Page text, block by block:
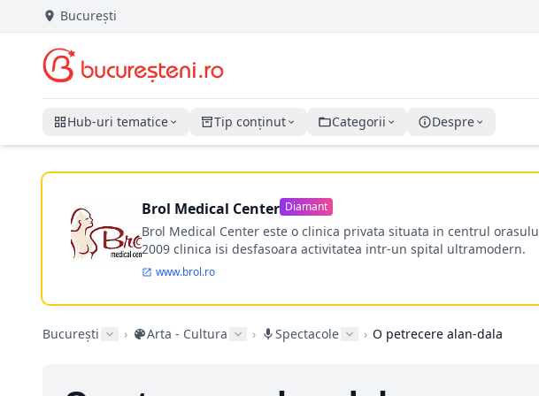
București
Hub-uri tematice Tip conținut Categorii Despre
Brol Medical Center Diamant
Brol Medical Center este o clinica privata situata in centrul
2009 clinica isi desfasoara activitatea intr-un spital ultramodern.
www.brol.ro
București › Arta - Cultura › Spectacole › O petrecere alan-dala